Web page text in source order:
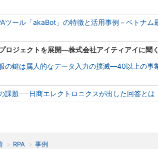
ツール「akaBot」の特徴と活用事例－ベトナム
ロジェクトを展開―株式会社アイティアイに聞く
の鍵は属人的なデータ入力の撲滅―40以上の事
課題──日商エレクトロニクスが出した回答とは
RPA
事例